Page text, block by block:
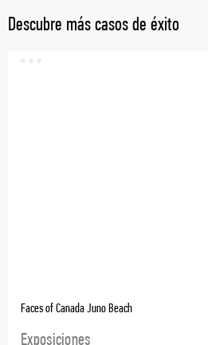
Descubre más casos de éxito
Faces of Canada Juno Beach
Exposiciones